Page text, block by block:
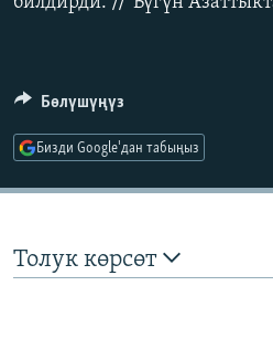
Бөлүшүңүз
Бизди Google'дан табыңыз
Толук көрсөт